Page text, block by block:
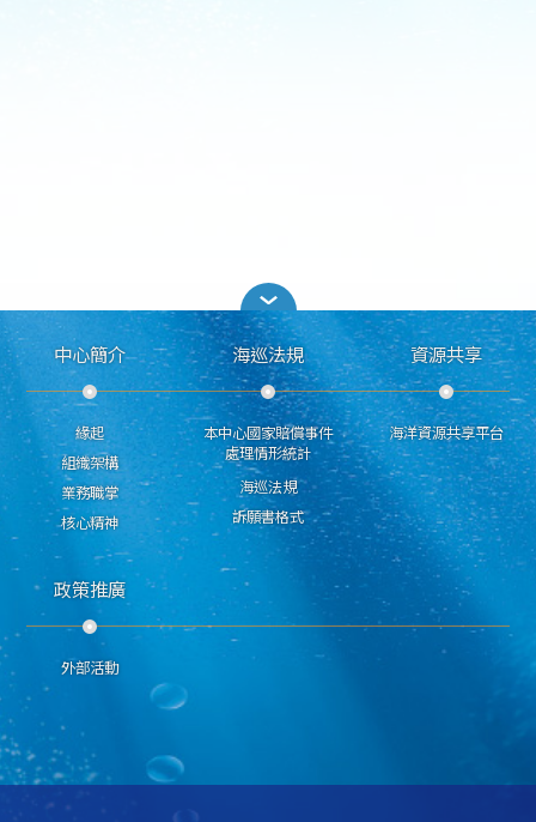
中心簡介
緣起
組織架構
業務職掌
核心精神
海巡法規
本中心國家賠償事件
處理情形統計
海巡法規
訴願書格式
資源共享
海洋資源共享平台
政策推廣
外部活動